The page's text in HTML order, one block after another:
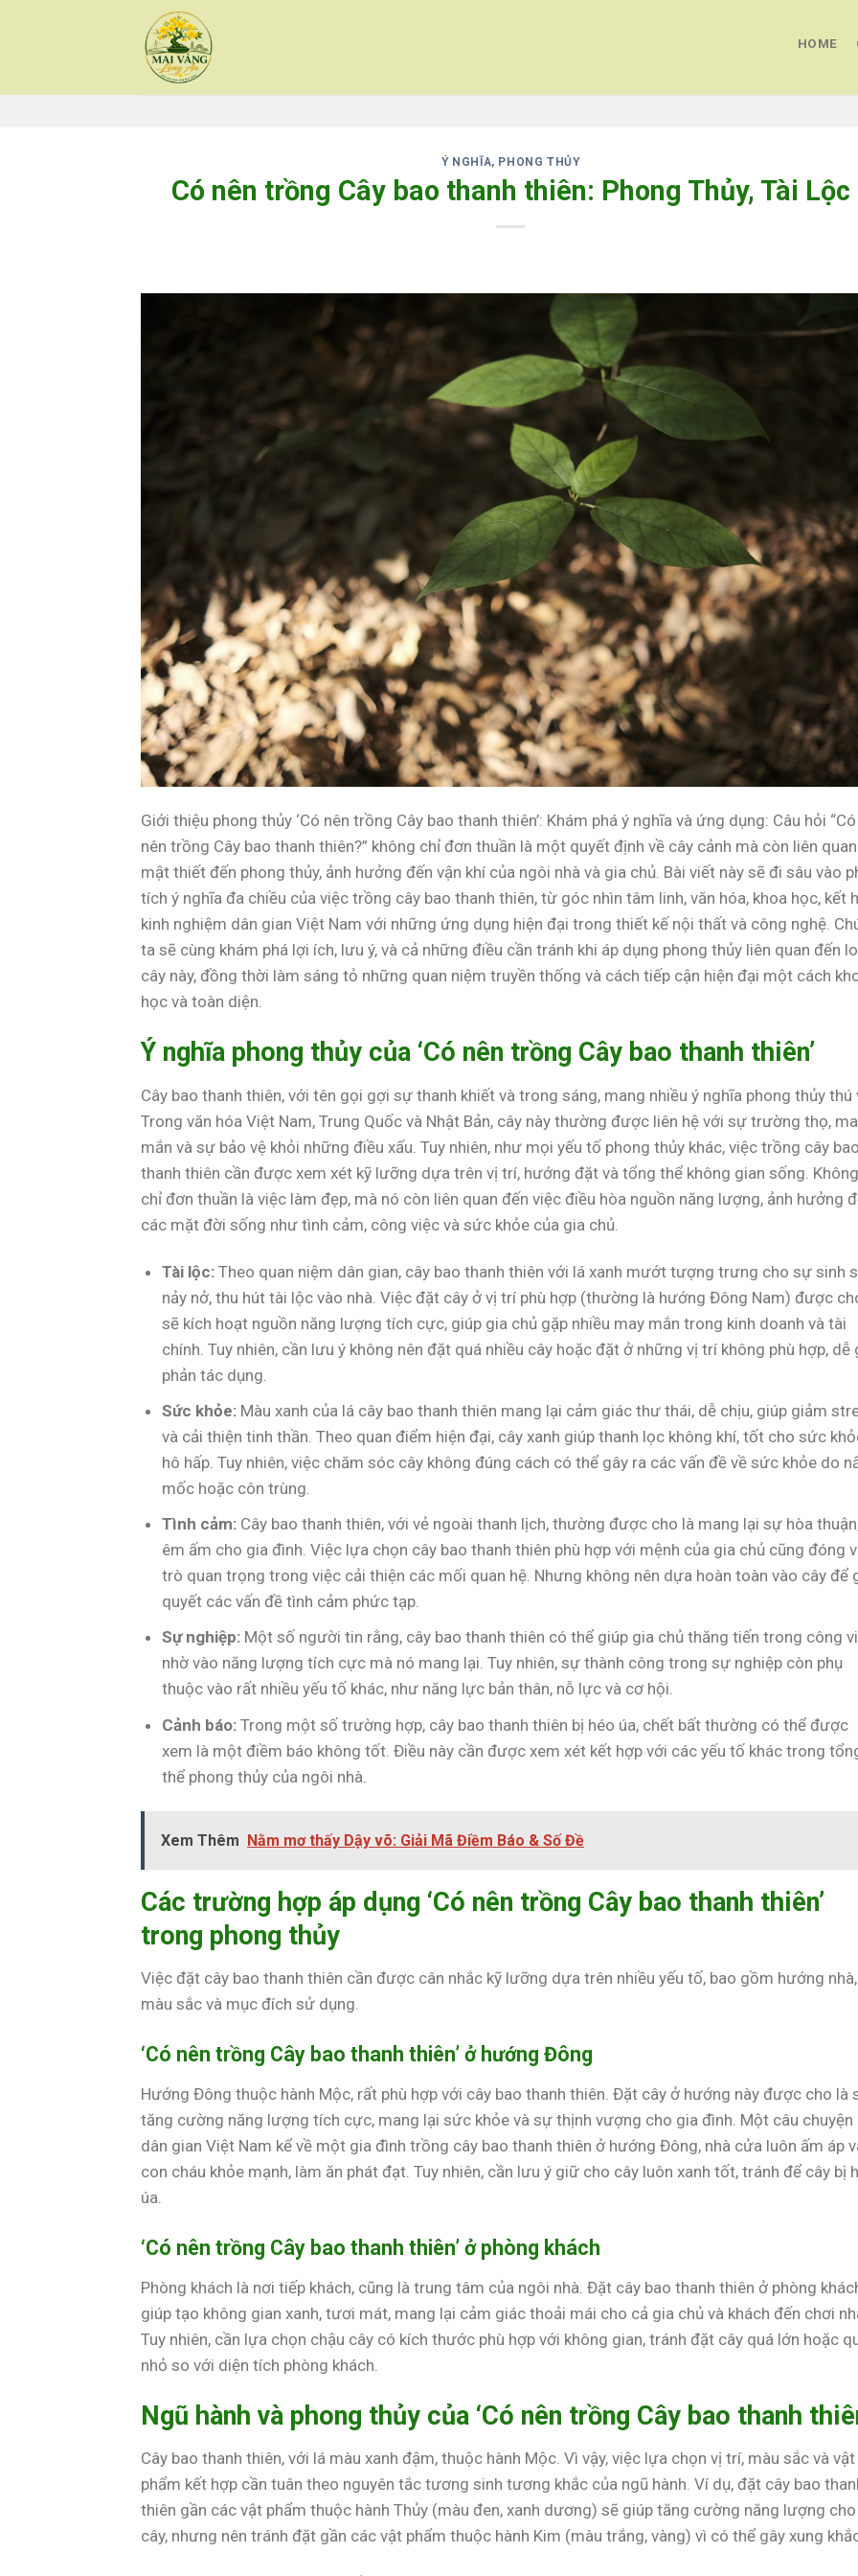
HOME
Ý NGHĨA, PHONG THỦY
Có nên trồng Cây bao thanh thiên: Phong Thủy, Tài Lộc
Giới thiệu phong thủy ‘Có nên trồng Cây bao thanh thiên’: Khám phá ý nghĩa và ứng dụng: Câu hỏi “Có
nên trồng Cây bao thanh thiên?” không chỉ đơn thuần là một quyết định về cây cảnh mà còn liên quan
mật thiết đến phong thủy, ảnh hưởng đến vận khí của ngôi nhà và gia chủ. Bài viết này sẽ đi sâu vào
tích ý nghĩa đa chiều của việc trồng cây bao thanh thiên, từ góc nhìn tâm linh, văn hóa, khoa học, kết
kinh nghiệm dân gian Việt Nam với những ứng dụng hiện đại trong thiết kế nội thất và công nghệ.
ta sẽ cùng khám phá lợi ích, lưu ý, và cả những điều cần tránh khi áp dụng phong thủy liên quan đến
cây này, đồng thời làm sáng tỏ những quan niệm truyền thống và cách tiếp cận hiện đại một cách
học và toàn diện.
Ý nghĩa phong thủy của ‘Có nên trồng Cây bao thanh thiên’
Cây bao thanh thiên, với tên gọi gợi sự thanh khiết và trong sáng, mang nhiều ý nghĩa phong thủy thú
Trong văn hóa Việt Nam, Trung Quốc và Nhật Bản, cây này thường được liên hệ với sự trường thọ,
mắn và sự bảo vệ khỏi những điều xấu. Tuy nhiên, như mọi yếu tố phong thủy khác, việc trồng cây bao
thanh thiên cần được xem xét kỹ lưỡng dựa trên vị trí, hướng đặt và tổng thể không gian sống. Không
chỉ đơn thuần là việc làm đẹp, mà nó còn liên quan đến việc điều hòa nguồn năng lượng, ảnh hưởng
các mặt đời sống như tình cảm, công việc và sức khỏe của gia chủ.
Tài lộc: Theo quan niệm dân gian, cây bao thanh thiên với lá xanh mướt tượng trưng cho sự sinh
nảy nở, thu hút tài lộc vào nhà. Việc đặt cây ở vị trí phù hợp (thường là hướng Đông Nam) được
sẽ kích hoạt nguồn năng lượng tích cực, giúp gia chủ gặp nhiều may mắn trong kinh doanh và tài
chính. Tuy nhiên, cần lưu ý không nên đặt quá nhiều cây hoặc đặt ở những vị trí không phù hợp, dễ
phản tác dụng.
Sức khỏe: Màu xanh của lá cây bao thanh thiên mang lại cảm giác thư thái, dễ chịu, giúp giảm
và cải thiện tinh thần. Theo quan điểm hiện đại, cây xanh giúp thanh lọc không khí, tốt cho sức
hô hấp. Tuy nhiên, việc chăm sóc cây không đúng cách có thể gây ra các vấn đề về sức khỏe do
mốc hoặc côn trùng.
Tình cảm: Cây bao thanh thiên, với vẻ ngoài thanh lịch, thường được cho là mang lại sự hòa
êm ấm cho gia đình. Việc lựa chọn cây bao thanh thiên phù hợp với mệnh của gia chủ cũng đóng
trò quan trọng trong việc cải thiện các mối quan hệ. Nhưng không nên dựa hoàn toàn vào cây để
quyết các vấn đề tình cảm phức tạp.
Sự nghiệp: Một số người tin rằng, cây bao thanh thiên có thể giúp gia chủ thăng tiến trong công
nhờ vào năng lượng tích cực mà nó mang lại. Tuy nhiên, sự thành công trong sự nghiệp còn phụ
thuộc vào rất nhiều yếu tố khác, như năng lực bản thân, nỗ lực và cơ hội.
Cảnh báo: Trong một số trường hợp, cây bao thanh thiên bị héo úa, chết bất thường có thể được
xem là một điềm báo không tốt. Điều này cần được xem xét kết hợp với các yếu tố khác trong
thể phong thủy của ngôi nhà.
Xem Thêm Nằm mơ thấy Dậy võ: Giải Mã Điềm Báo & Số Đề
Các trường hợp áp dụng ‘Có nên trồng Cây bao thanh thiên’
trong phong thủy
Việc đặt cây bao thanh thiên cần được cân nhắc kỹ lưỡng dựa trên nhiều yếu tố, bao gồm hướng nhà,
màu sắc và mục đích sử dụng.
‘Có nên trồng Cây bao thanh thiên’ ở hướng Đông
Hướng Đông thuộc hành Mộc, rất phù hợp với cây bao thanh thiên. Đặt cây ở hướng này được cho là
tăng cường năng lượng tích cực, mang lại sức khỏe và sự thịnh vượng cho gia đình. Một câu chuyện
dân gian Việt Nam kể về một gia đình trồng cây bao thanh thiên ở hướng Đông, nhà cửa luôn ấm áp
con cháu khỏe mạnh, làm ăn phát đạt. Tuy nhiên, cần lưu ý giữ cho cây luôn xanh tốt, tránh để cây bị
úa.
‘Có nên trồng Cây bao thanh thiên’ ở phòng khách
Phòng khách là nơi tiếp khách, cũng là trung tâm của ngôi nhà. Đặt cây bao thanh thiên ở phòng
giúp tạo không gian xanh, tươi mát, mang lại cảm giác thoải mái cho cả gia chủ và khách đến chơi
Tuy nhiên, cần lựa chọn chậu cây có kích thước phù hợp với không gian, tránh đặt cây quá lớn hoặc
nhỏ so với diện tích phòng khách.
Ngũ hành và phong thủy của ‘Có nên trồng Cây bao thanh
Cây bao thanh thiên, với lá màu xanh đậm, thuộc hành Mộc. Vì vậy, việc lựa chọn vị trí, màu sắc và vật
phẩm kết hợp cần tuân theo nguyên tắc tương sinh tương khắc của ngũ hành. Ví dụ, đặt cây bao
thiên gần các vật phẩm thuộc hành Thủy (màu đen, xanh dương) sẽ giúp tăng cường năng lượng cho
cây, nhưng nên tránh đặt gần các vật phẩm thuộc hành Kim (màu trắng, vàng) vì có thể gây xung